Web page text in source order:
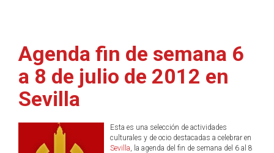
Agenda fin de semana 6
a 8 de julio de 2012 en
Sevilla
Esta es una selección de actividades
culturales y de ocio destacadas a celebrar en
Sevilla, la agenda del fin de semana del 6 al 8